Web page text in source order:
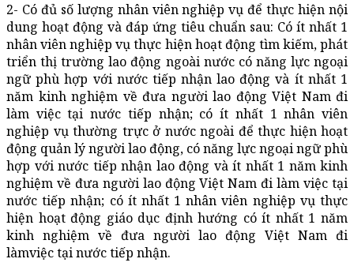
2- Có đủ số lượng nhân viên nghiệp vụ để thực hiện nội
dung hoạt động và đáp ứng tiêu chuẩn sau: Có ít nhất 1
nhân viên nghiệp vụ thực hiện hoạt động tìm kiếm, phát
triển thị trường lao động ngoài nước có năng lực ngoại
ngữ phù hợp với nước tiếp nhận lao động và ít nhất 1
năm kinh nghiệm về đưa người lao động Việt Nam đi
làm việc tại nước tiếp nhận; có ít nhất 1 nhân viên
nghiệp vụ thường trực ở nước ngoài để thực hiện hoạt
động quản lý người lao động, có năng lực ngoại ngữ phù
hợp với nước tiếp nhận lao động và ít nhất 1 năm kinh
nghiệm về đưa người lao động Việt Nam đi làm việc tại
nước tiếp nhận; có ít nhất 1 nhân viên nghiệp vụ thực
hiện hoạt động giáo dục định hướng có ít nhất 1 năm
kinh nghiệm về đưa người lao động Việt Nam đi
làmviệc tại nước tiếp nhận.